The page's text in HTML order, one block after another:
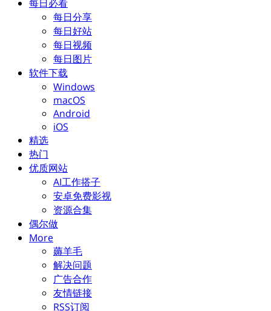
每日必看
每日分享
每日好站
每日视频
每日图片
软件下载
Windows
macOS
Android
iOS
精选
热门
优质网站
AI工作搭子
安卓免费影视
资源合集
偶尔做
More
薅羊毛
解决问题
广告合作
友情链接
RSS订阅